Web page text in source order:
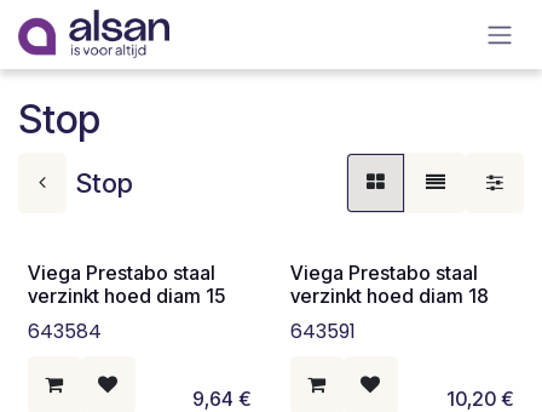
Overslaan naar inhoud
Stop
Stop
Viega Prestabo staal
verzinkt hoed diam 15
643584
9,64 €
Viega Prestabo staal
verzinkt hoed diam 18
643591
10,20€